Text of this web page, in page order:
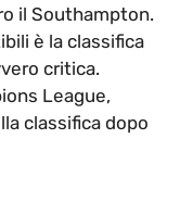
il Southampton.
è la classifica
critica.
League,
classifica dopo